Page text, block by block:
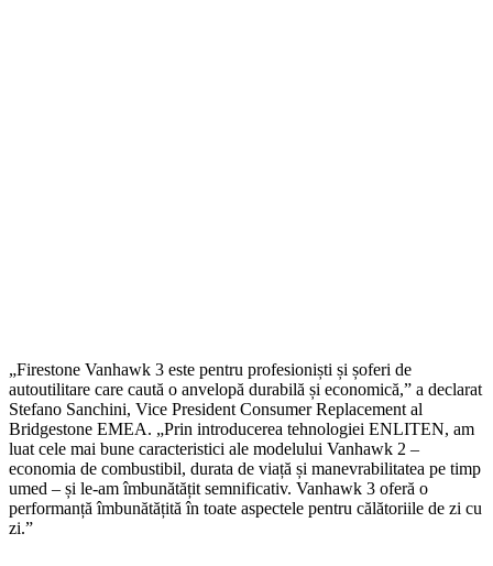
„Firestone Vanhawk 3 este pentru profesioniști și șoferi de
autoutilitare care caută o anvelopă durabilă și economică,” a declarat
Stefano Sanchini, Vice President Consumer Replacement al
Bridgestone EMEA. „Prin introducerea tehnologiei ENLITEN, am
luat cele mai bune caracteristici ale modelului Vanhawk 2 –
economia de combustibil, durata de viață și manevrabilitatea pe timp
umed – și le-am îmbunătățit semnificativ. Vanhawk 3 oferă o
performanță îmbunătățită în toate aspectele pentru călătoriile de zi cu
zi.”